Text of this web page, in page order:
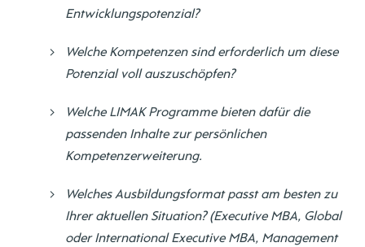
Entwicklungspotenzial?
Welche Kompetenzen sind erforderlich um diese
Potenzial voll auszuschöpfen?
Welche LIMAK Programme bieten dafür die
passenden Inhalte zur persönlichen
Kompetenzerweiterung.
Welches Ausbildungsformat passt am besten zu
Ihrer aktuellen Situation? (Executive MBA, Global
oder International Executive MBA, Management